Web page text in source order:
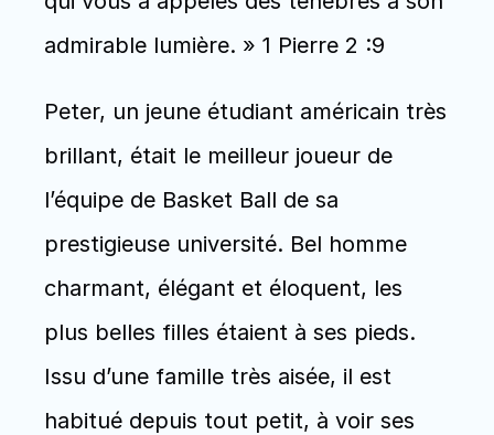
admirable lumière. » 1 Pierre 2 :9
Peter, un jeune étudiant américain très
brillant, était le meilleur joueur de
l’équipe de Basket Ball de sa
prestigieuse université. Bel homme
charmant, élégant et éloquent, les
plus belles filles étaient à ses pieds.
Issu d’une famille très aisée, il est
habitué depuis tout petit, à voir ses